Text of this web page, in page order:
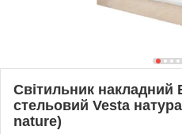
Світильник накладний
стельовий Vesta
nature)